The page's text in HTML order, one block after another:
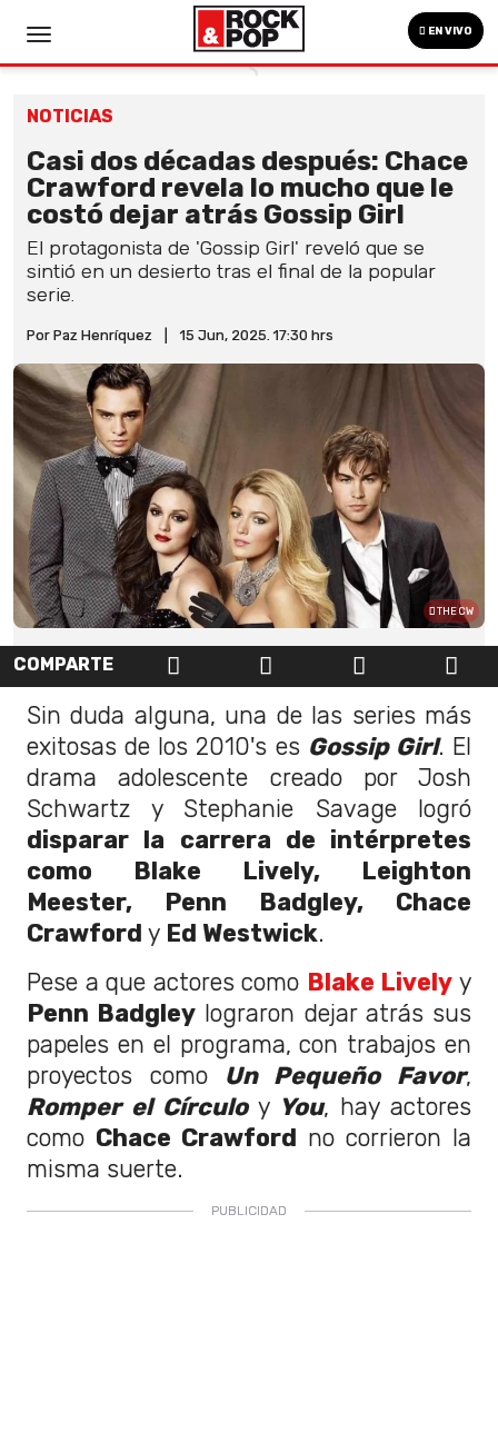
EN VIVO
NOTICIAS
Casi dos décadas después: Chace
Crawford revela lo mucho que le
costó dejar atrás Gossip Girl
El protagonista de 'Gossip Girl' reveló que se
sintió en un desierto tras el final de la popular
serie.
Por Paz Henríquez 15 Jun, 2025. 17:30 hrs
THE CW
COMPARTE
Sin duda alguna, una de las series más
exitosas de los 2010's es Gossip Girl. El
drama adolescente creado por Josh
Schwartz y Stephanie Savage logró
disparar la carrera de intérpretes
como Blake Lively, Leighton
Meester, Penn Badgley, Chace
Crawford y Ed Westwick.
Pese a que actores como Blake Lively y
Penn Badgley lograron dejar atrás sus
papeles en el programa, con trabajos en
proyectos comoUn Pequeño Favor,
Romper el Círculoy You, hay actores
como Chace Crawford no corrieron la
misma suerte.